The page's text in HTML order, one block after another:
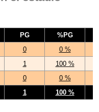
PG
%PG
0
0 %
1
100 %
0
0 %
1 100 %